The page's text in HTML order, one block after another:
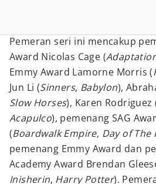
Pemeran seri ini mencakup
Award Nicolas Cage (
Emmy Award Lamorne Morris (
Jun Li (Sinners, Babylon),
Slow Horses), Karen Rodriguez
Acapulco), pemenang SAG
(Boardwalk Empire, Day of The
pemenang Emmy Award dan
Academy Award Brendan
Inisherin, Harry Potter).